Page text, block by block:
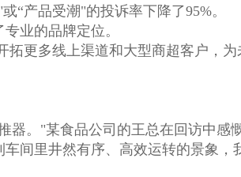
“产品受潮"的投诉率下降了95%。
业的品牌定位。
更多线上渠道和大型商超客户，为
器。"某食品公司的王总在回访中感
间里井然有序、高效运转的景象，